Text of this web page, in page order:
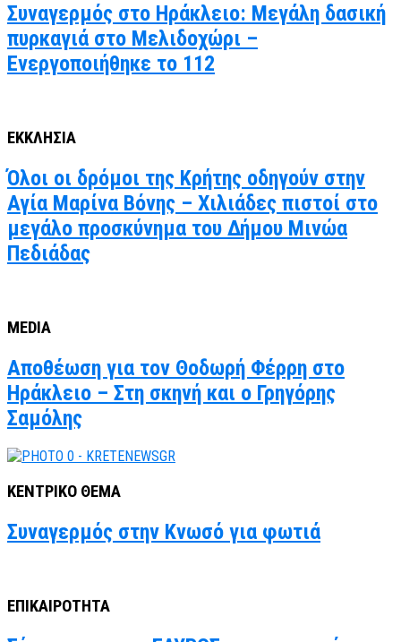
Συναγερμός στο Ηράκλειο: Μεγάλη δασική
πυρκαγιά στο Μελιδοχώρι –
Ενεργοποιήθηκε το 112
ΕΚΚΛΗΣΙΑ
Όλοι οι δρόμοι της Κρήτης οδηγούν στην
Αγία Μαρίνα Βόνης – Χιλιάδες πιστοί στο
μεγάλο προσκύνημα του Δήμου Μινώα
Πεδιάδας
MEDIA
Αποθέωση για τον Θοδωρή Φέρρη στο
Ηράκλειο – Στη σκηνή και ο Γρηγόρης
Σαμόλης
ΚΕΝΤΡΙΚΟ ΘΕΜΑ
Συναγερμός στην Κνωσό για φωτιά
ΕΠΙΚΑΙΡΟΤΗΤΑ